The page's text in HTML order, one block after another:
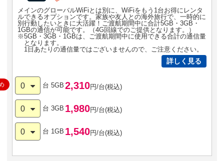
メインのグローバルWiFiとは別に、WiFiをもう1台お得にレンタ
ルできるオプションです。家族や友人との海外旅行で、一時的に
別行動したいときに大活躍！ご渡航期間中に合計5GB・3GB・
1GBの通信が可能です。（4G回線でのご提供となります。）
※5GB・3GB・1GBは、ご渡航期間中に使用できる合計の通信量
となります。
1日あたりの通信量ではございませんので、ご注意ください。
詳しく見る
0 台 5GB 2,310円/台(税込)
0 台 3GB 1,980円/台(税込)
0 台 1GB 1,540円/台(税込)